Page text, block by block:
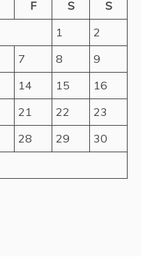
F S
S
1
2
7 8
9
14 15
16
21 22
23
28 29
30